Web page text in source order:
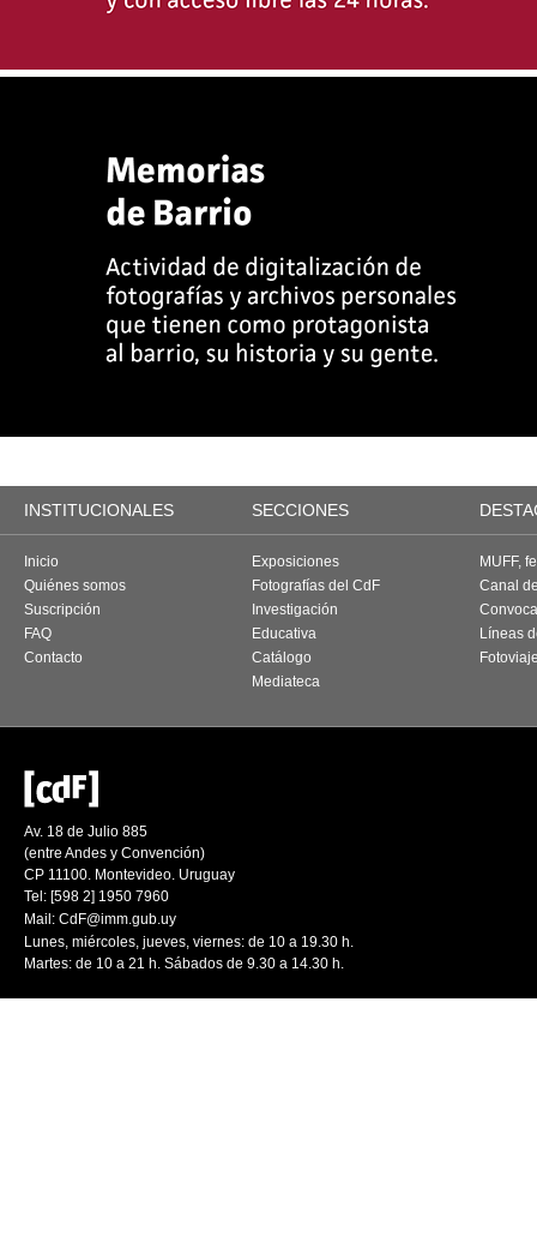
INSTITUCIONALES SECCIONES
Inicio
Quiénes somos
Suscripción
FAQ
Contacto
Exposiciones
Fotografías del CdF
Investigación
Educativa
Catálogo
Mediateca
MUFF,
Canal
Líneas
Av. 18 de Julio 885
(entre Andes y Convención)
CP 11100. Montevideo. Uruguay
Tel: [598 2] 1950 7960
Mail: CdF@imm.gub.uy
Lunes, miércoles, jueves, viernes: de 10 a 19.30 h.
Martes: de 10 a 21 h. Sábados de 9.30 a 14.30 h.